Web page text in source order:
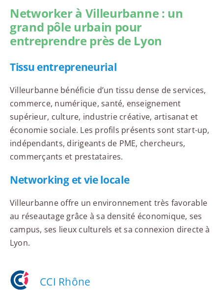
Networker à Villeurbanne : un
grand pôle urbain pour
entreprendre près de Lyon
Tissu entrepreneurial
Villeurbanne bénéficie d’un tissu dense de services,
commerce, numérique, santé, enseignement
supérieur, culture, industrie créative, artisanat et
économie sociale. Les profils présents sont start-up,
indépendants, dirigeants de PME, chercheurs,
commerçants et prestataires.
Networking et vie locale
Villeurbanne offre un environnement très favorable
au réseautage grâce à sa densité économique, ses
campus, ses lieux culturels et sa connexion directe à
Lyon.
CCI Rhône